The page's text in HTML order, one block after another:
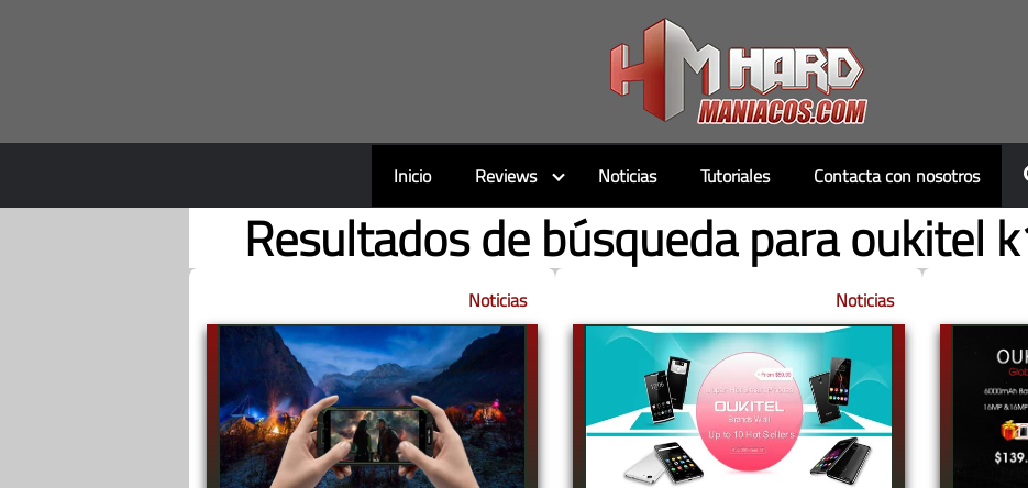
Inicio Reviews Noticias Tutoriales Contacta con nosotros
Resultados de búsqueda para oukitel
Noticias Noticias